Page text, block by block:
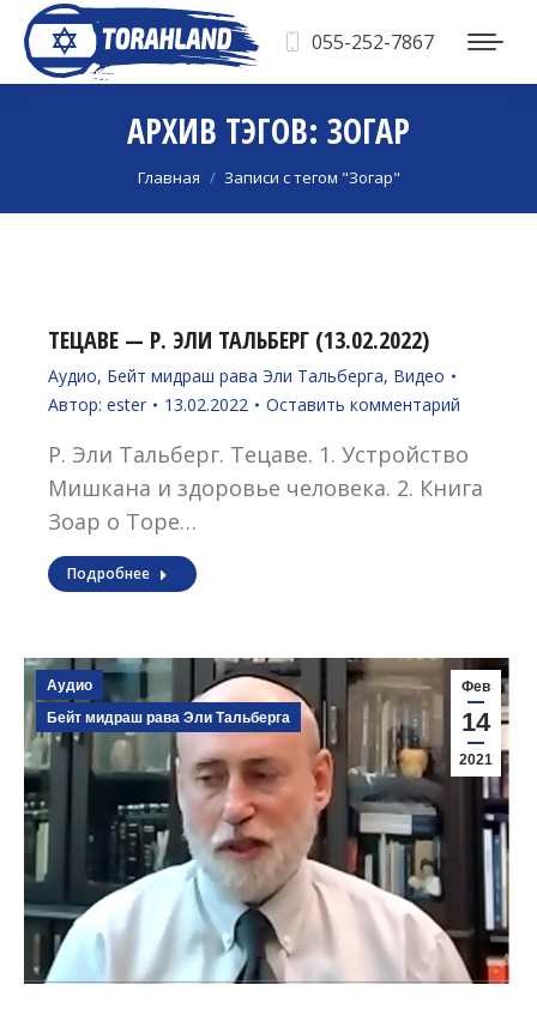
055-252-7867
АРХИВ ТЭГОВ: ЗОГАР
Вы здесь:
Главная Записи с тегом "Зогар"
ТЕЦАВЕ — Р. ЭЛИ ТАЛЬБЕРГ (13.02.2022)
Аудио, Бейт мидраш рава Эли Тальберга, Видео
Автор: ester 13.02.2022 Оставить комментарий
Р. Эли Тальберг. Тецаве. 1. Устройство
Мишкана и здоровье человека. 2. Книга
Зоар о Торе…
Подробнее
Фев
14
2021
Аудио
Бейт мидраш рава Эли Тальберга